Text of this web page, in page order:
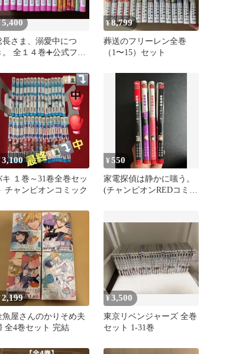
5,400
長さま、溺愛中につ
。 全１４巻➕公式ファ
¥8,799
葬送のフリーレン全巻
（1〜15）セット
3,100
キ １巻～31卷全巻セッ
チャンピオンコミック
¥550
家電探偵は静かに嗤う。
(チャンピオンREDコミッ
2,199
魚屋さんのかりそめ夫
全4巻セット 完結
¥3,500
東京リベンジャーズ 全巻
セット 1-31巻